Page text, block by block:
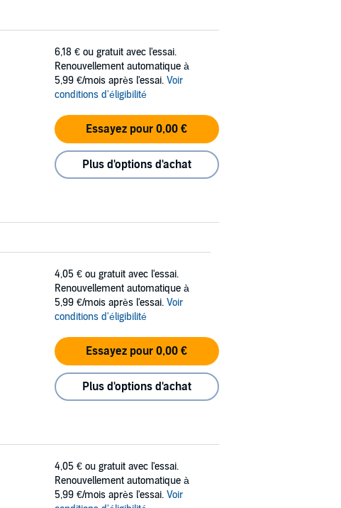
6,18 € ou gratuit avec l'essai.
Renouvellement automatique à
5,99 €/mois après l'essai. Voir
conditions d'éligibilité
Essayez pour 0,00 €
Plus d'options d'achat
4,05 € ou gratuit avec l'essai.
Renouvellement automatique à
5,99 €/mois après l'essai. Voir
conditions d'éligibilité
Essayez pour 0,00 €
Plus d'options d'achat
4,05 € ou gratuit avec l'essai.
Renouvellement automatique à
5,99 €/mois après l'essai. Voir